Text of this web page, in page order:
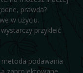
prawda?
w użyciu.
przykleić
podawania
zaprojektowane